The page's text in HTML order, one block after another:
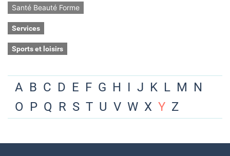
Santé Beauté Forme
Services
Sports et loisirs
A B C D E F G H I J K L M N
O P Q R S T U V W X Y Z